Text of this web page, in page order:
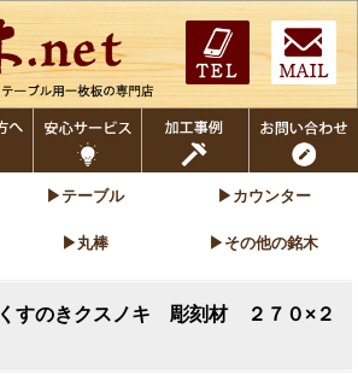
▶テーブル ▶カウンター
▶丸棒 ▶その他の銘木
すのきクスノキ 彫刻材 ２７０×２